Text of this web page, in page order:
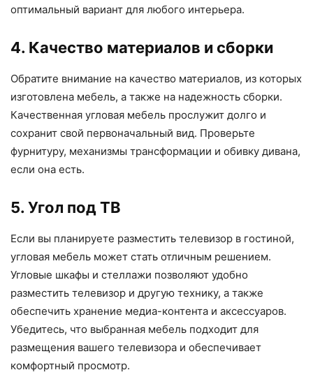
оптимальный вариант для любого интерьера.
4. Качество материалов и сборки
Обратите внимание на качество материалов, из которых
изготовлена мебель, а также на надежность сборки.
Качественная угловая мебель прослужит долго и
сохранит свой первоначальный вид. Проверьте
фурнитуру, механизмы трансформации и обивку дивана,
если она есть.
5. Угол под ТВ
Если вы планируете разместить телевизор в гостиной,
угловая мебель может стать отличным решением.
Угловые шкафы и стеллажи позволяют удобно
разместить телевизор и другую технику, а также
обеспечить хранение медиа-контента и аксессуаров.
Убедитесь, что выбранная мебель подходит для
размещения вашего телевизора и обеспечивает
комфортный просмотр.